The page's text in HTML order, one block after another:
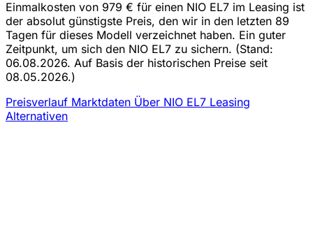
Einmalkosten von 979 € für einen NIO EL7 im Leasing ist
der absolut günstigste Preis, den wir in den letzten 89
Tagen für dieses Modell verzeichnet haben. Ein guter
Zeitpunkt, um sich den NIO EL7 zu sichern. (Stand:
06.08.2026. Auf Basis der historischen Preise seit
08.05.2026.)
Preisverlauf Marktdaten Über NIO EL7 Leasing
Alternativen